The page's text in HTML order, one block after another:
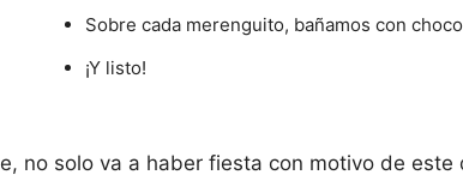
Sobre cada merenguito, bañamos con
¡Y listo!
no solo va a haber fiesta con motivo de